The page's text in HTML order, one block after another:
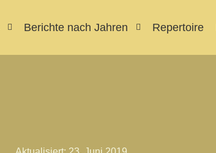
Berichte nach Jahren Repertoire